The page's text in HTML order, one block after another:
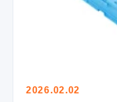
2026.02.02